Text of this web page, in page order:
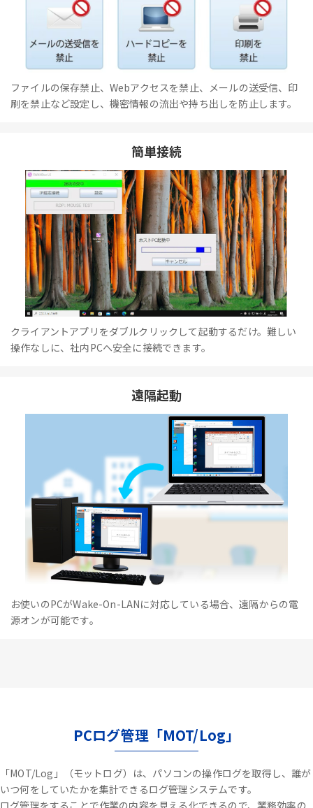
ファイルの保存禁止、Webアクセスを禁止、メールの送受信、印
刷を禁止など設定し、機密情報の流出や持ち出しを防止します。
簡単接続
クライアントアプリをダブルクリックして起動するだけ。難しい
操作なしに、社内PCへ安全に接続できます。
遠隔起動
お使いのPCがWake-On-LANに対応している場合、遠隔からの電
源オンが可能です。
PCログ管理「MOT/Log」
「MOT/Log」（モットログ）は、パソコンの操作ログを取得し、誰が
いつ何をしていたかを集計できるログ管理システムです。